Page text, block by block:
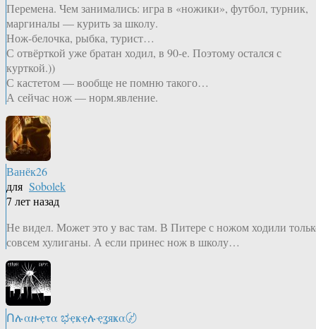
Перемена. Чем занимались: игра в «ножики», футбол, турник,
маргиналы — курить за школу.
Нож-белочка, рыбка, турист…
С отвёрткой уже братан ходил, в 90-е. Поэтому остался с
курткой.))
С кастетом — вообще не помню такого…
А сейчас нож — норм.явление.
Ванёк26
для Sobolek
7 лет назад
Не видел. Может это у вас там. В Питере с ножом ходили
совсем хулиганы. А если принес нож в школу…
Ոሉαዙҿτα ಭҿҝҿሉҿʓяҝα〄